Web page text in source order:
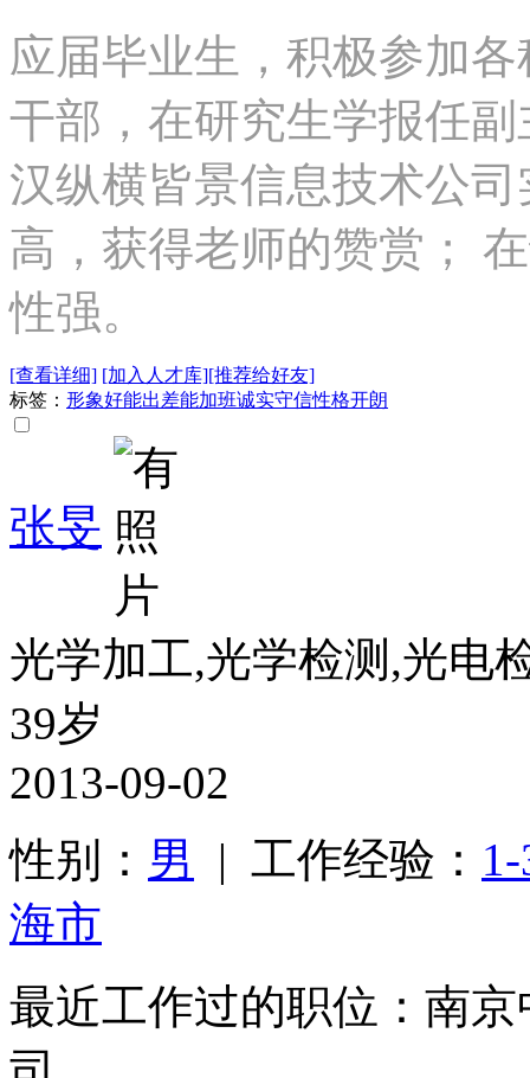
应届毕业生，积极参加
干部，在研究生学报任
汉纵横皆景信息技术公
高，获得老师的赞赏；
性强。
[查看详细] [加入人才库][推荐给好友]
标签： 形象好能出差能加班诚实守信性格开朗
张旻
光学加工,光学检测,光电
39岁
2013-09-02
性别： 男 | 工作经验：
海市
最近工作过的职位：南